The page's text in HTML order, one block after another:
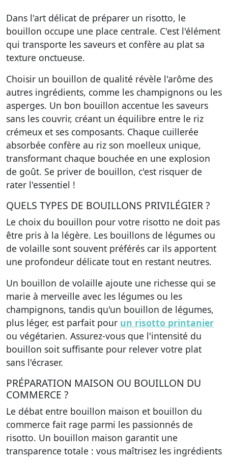
Dans l'art délicat de préparer un risotto, le
bouillon occupe une place centrale. C'est l'élément
qui transporte les saveurs et confère au plat sa
texture onctueuse.
Choisir un bouillon de qualité révèle l'arôme des
autres ingrédients, comme les champignons ou les
asperges. Un bon bouillon accentue les saveurs
sans les couvrir, créant un équilibre entre le riz
crémeux et ses composants. Chaque cuillerée
absorbée confère au riz son moelleux unique,
transformant chaque bouchée en une explosion
de goût. Se priver de bouillon, c'est risquer de
rater l'essentiel !
QUELS TYPES DE BOUILLONS PRIVILÉGIER ?
Le choix du bouillon pour votre risotto ne doit pas
être pris à la légère. Les bouillons de légumes ou
de volaille sont souvent préférés car ils apportent
une profondeur délicate tout en restant neutres.
Un bouillon de volaille ajoute une richesse qui se
marie à merveille avec les légumes ou les
champignons, tandis qu'un bouillon de légumes,
plus léger, est parfait pour un risotto printanier
ou végétarien. Assurez-vous que l'intensité du
bouillon soit suffisante pour relever votre plat
sans l'écraser.
PRÉPARATION MAISON OU BOUILLON DU
COMMERCE ?
Le débat entre bouillon maison et bouillon du
commerce fait rage parmi les passionnés de
risotto. Un bouillon maison garantit une
transparence totale : vous maîtrisez les ingrédients